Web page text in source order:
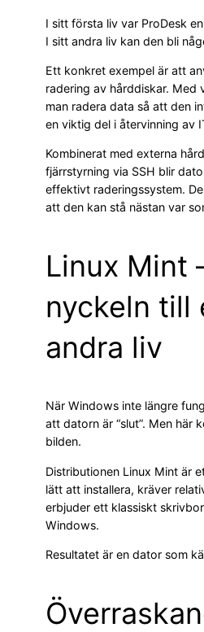
I sitt första liv var ProDesk
I sitt andra liv kan den bli
Ett konkret exempel är att
radering av hårddiskar. Med
man radera data så att den
en viktig del i återvinning av
Kombinerat med externa
fjärrstyrning via SSH blir
effektivt raderingssystem.
att den kan stå nästan var
Linux Mint
nyckeln till
andra liv
När Windows inte längre
att datorn är “slut”. Men här
bilden.
Distributionen Linux Mint är
lätt att installera, kräver
erbjuder ett klassiskt
Windows.
Resultatet är en dator som